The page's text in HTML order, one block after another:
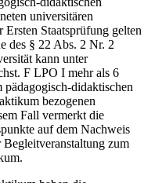
universitären
Staatsprüfung gelten
des § 22 Abs. 2 Nr. 2
kann unter
F LPO I mehr als 6
didaktischen
bezogenen
Fall vermerkt die
auf dem Nachweis
zum